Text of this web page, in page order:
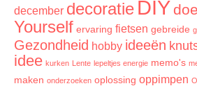
december decoratie DIY
Yourself ervaring fietsen gebreide
Gezondheid hobby ideeën
idee kurken Lente lepeltjes energie memo's
maken onderzoeken oplossing oppimpen